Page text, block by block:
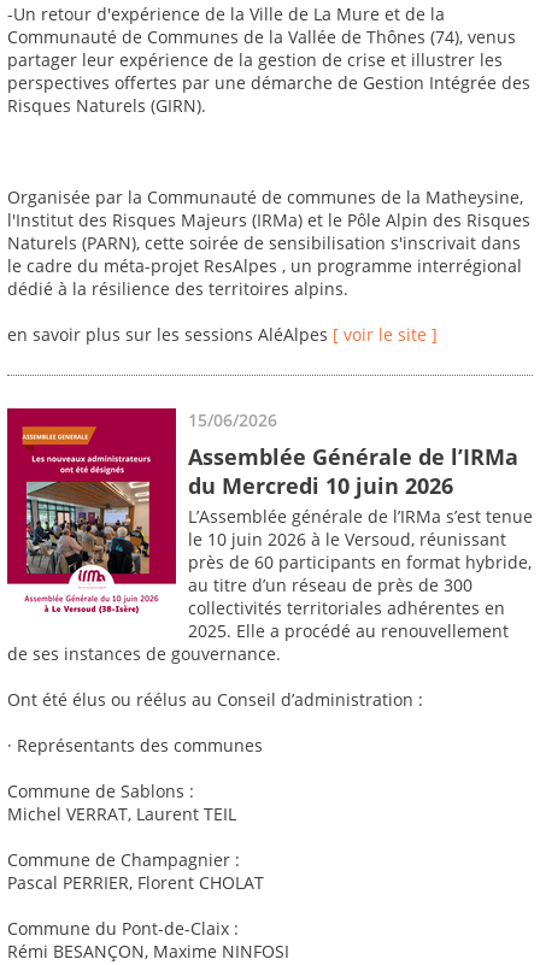
-Un retour d'expérience de la Ville de La Mure et de la
Communauté de Communes de la Vallée de Thônes (74), venus
partager leur expérience de la gestion de crise et illustrer les
perspectives offertes par une démarche de Gestion Intégrée des
Risques Naturels (GIRN).
Organisée par la Communauté de communes de la Matheysine,
l'Institut des Risques Majeurs (IRMa) et le Pôle Alpin des Risques
Naturels (PARN), cette soirée de sensibilisation s'inscrivait dans
le cadre du méta-projet ResAlpes , un programme interrégional
dédié à la résilience des territoires alpins.
en savoir plus sur les sessions AléAlpes [ voir le site ]
15/06/2026
Assemblée Générale de l’IRMa
du Mercredi 10 juin 2026
L’Assemblée générale de l’IRMa s’est tenue
le 10 juin 2026 à le Versoud, réunissant
près de 60 participants en format hybride,
au titre d’un réseau de près de 300
collectivités territoriales adhérentes en
2025. Elle a procédé au renouvellement
de ses instances de gouvernance.
Ont été élus ou réélus au Conseil d’administration :
· Représentants des communes
Commune de Sablons :
Michel VERRAT, Laurent TEIL
Commune de Champagnier :
Pascal PERRIER, Florent CHOLAT
Commune du Pont-de-Claix :
Rémi BESANÇON, Maxime NINFOSI